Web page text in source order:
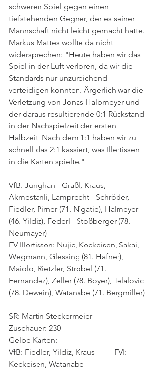
schweren Spiel gegen einen
tiefstehenden Gegner, der es seiner
Mannschaft nicht leicht gemacht hatte.
Markus Mattes wollte da nicht
widersprechen: "Heute haben wir das
Spiel in der Luft verloren, da wir die
Standards nur unzureichend
verteidigen konnten. Ärgerlich war die
Verletzung von Jonas Halbmeyer und
der daraus resultierende 0:1 Rückstand
in der Nachspielzeit der ersten
Halbzeit. Nach dem 1:1 haben wir zu
schnell das 2:1 kassiert, was Illertissen
in die Karten spielte."
VfB: Junghan - Graßl, Kraus,
Akmestanli, Lamprecht - Schröder,
Fiedler, Pirner (71. N`gatie), Halmeyer
(46. Yildiz), Federl - Stoßberger (78.
Neumayer)
FV Illertissen: Nujic, Keckeisen, Sakai,
Wegmann, Glessing (81. Hafner),
Maiolo, Rietzler, Strobel (71.
Fernandez), Zeller (78. Boyer), Telalovic
(78. Dewein), Watanabe (71. Bergmiller)
SR: Martin Steckermeier
Zuschauer: 230
Gelbe Karten:
VfB: Fiedler, Yildiz, Kraus   ---   FVI:
Keckeisen, Watanabe